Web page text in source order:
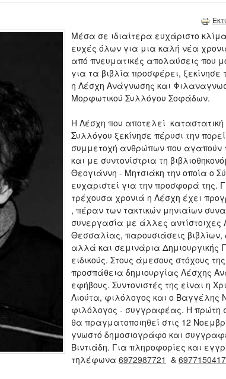
Μέσα σε ιδιαίτερα ευχάριστο
ευχές όλων για μια καλή νέα
από πνευματικές απολαύσεις που
για τα βιβλία προσφέρει, ξεκίνησε
η Λέσχη Ανάγνωσης και
Μορφωτικού Συλλόγου Σοφάδων.
Η Λέσχη που αποτελεί καταστατική
Συλλόγου ξεκίνησε πέρυσι την
συμμετοχή ανθρώπων που αγαπούν
και με συντονίστρια τη
Θεογιάννη - Μητσιάκη την οποία ο
ευχαριστεί για την προσφορά της.
τρέχουσα χρονιά η Λέσχη έχει
, πέραν των τακτικών μηνιαίων
συνεργασία με άλλες αντίστοιχες
Θεσσαλίας, παρουσιάσεις βιβλίων,
αλλά και σεμινάρια Δημιουργικής
ειδικούς. Στους άμεσους στόχους
προσπάθεια δημιουργίας Λέσχης
εφήβους. Συντονιστές της είναι η
Λιούτα, φιλόλογος και ο Βαγγέλης
φιλόλογος - συγγραφέας. Η πρώτη
θα πραγματοποιηθεί στις 12
γνωστό δημοσιογράφο και
Βιντιάδη. Για πληροφορίες και
τηλέφωνα 6972987721 & 6977150417